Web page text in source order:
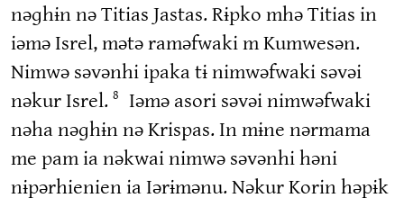
nəɡhɨn nə Titias Jastas. Rɨpko mhə Titias in
iəmə Isrel, mətə raməfwaki m Kumwesən.
Nimwə səvənhi ipaka tɨ nimwəfwaki səvəi
nəkur Isrel. 8
Iəmə asori səvəi nimwəfwaki
nəha nəɡhɨn nə Krispas. In mɨne nərmama
me pam ia nəkwai nimwə səvənhi həni
nɨpərhienien ia Iərɨmənu. Nəkur Korin həpɨk